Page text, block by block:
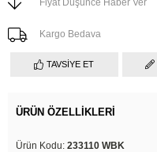
Kargo Bedava
TAVSIYE ET
ÜRÜN ÖZELLIKLERI
Ürün Kodu: 233110 WBK